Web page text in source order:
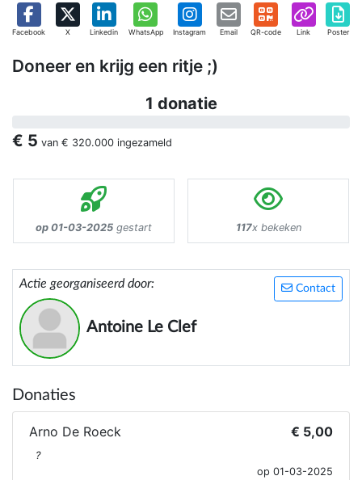
Facebook X Linkedin WhatsApp Instagram Email QR-code Link Poster
Doneer en krijg een ritje ;)
1 donatie
€ 5 van € 320.000 ingezameld
op 01-03-2025 gestart 117x bekeken
Contact
Actie georganiseerd door:
Antoine Le Clef
Donaties
Arno De Roeck € 5,00
?
op 01-03-2025